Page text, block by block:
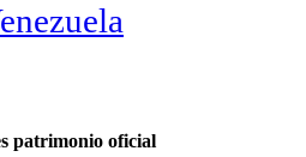
patrimonio oficial